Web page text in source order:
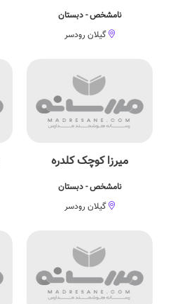
نامشخص - دبستان
گیلان رودسر
میرزا کوچک کلدره
نامشخص - دبستان
گیلان رودسر